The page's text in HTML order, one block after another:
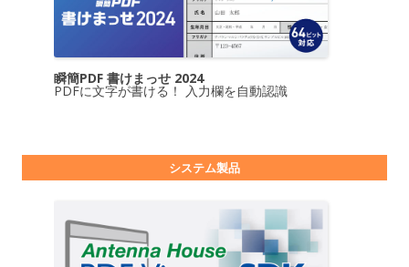
瞬簡PDF 書けまっせ 2024
PDFに文字が書ける！ 入力欄を自動認識
システム製品